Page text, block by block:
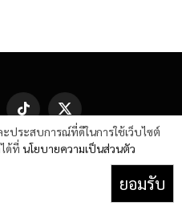
TikTok
X
(Twitter)
ประสบการณ์ที่ดีในการใช้เว็บไซต์
ด้ที่ นโยบายความเป็นส่วนตัว
ยอมรับ